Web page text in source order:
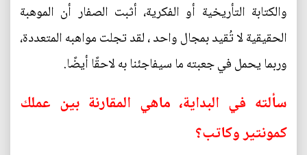
والكتابة التأريخية أو الفكرية، أثبت الصفار أن الموهبة
الحقيقية لا تُقيد بمجال واحد ، لقد تجلت مواهبه المتعددة،
وربما يحمل في جعبته ما سيفاجئنا به لاحقًا أيضًا.
سألته في البداية، ماهي المقارنة بين عملك
كمونتير وكاتب؟